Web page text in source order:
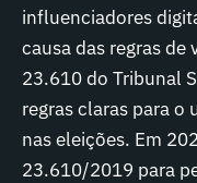
influenciadores
causa das regras de
23.610 do Tribunal
regras claras para o
nas eleições. Em
23.610/2019 para